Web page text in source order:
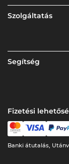
Szolgáltatás
Segítség
Fizetési
Banki átutalás,